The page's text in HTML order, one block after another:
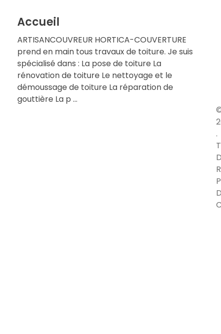
Accueil
ARTISANCOUVREUR HORTICA-COUVERTURE
prend en main tous travaux de toiture. Je suis
spécialisé dans : La pose de toiture La
rénovation de toiture Le nettoyage et le
démoussage de toiture La réparation de
gouttière La p ...
.